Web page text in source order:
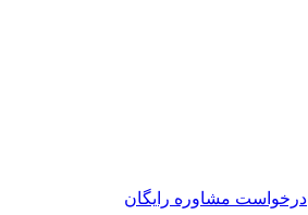
درخواست مشاوره رایگان